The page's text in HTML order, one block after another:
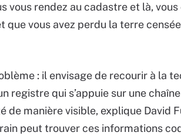
vous rendez au cadastre et là,
vous avez perdu la terre
: il envisage de recourir à la
registre qui s’appuie sur une
manière visible, explique David
peut trouver ces informations